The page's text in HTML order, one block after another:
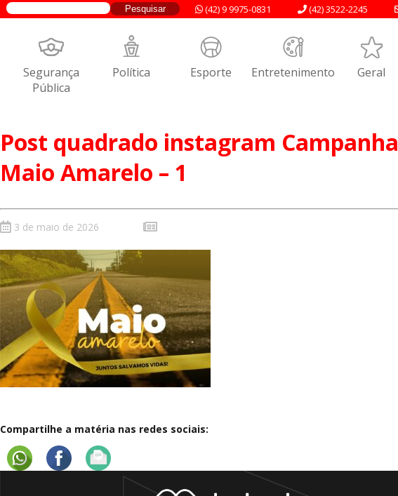
(42) 3522-2245
(42) 9 9975-0831
Segurança
Pública
Política Esporte Entretenimento Geral
Post quadrado instagram Campanha
Maio Amarelo – 1
3 de maio de 2026
Compartilhe a matéria nas redes sociais: